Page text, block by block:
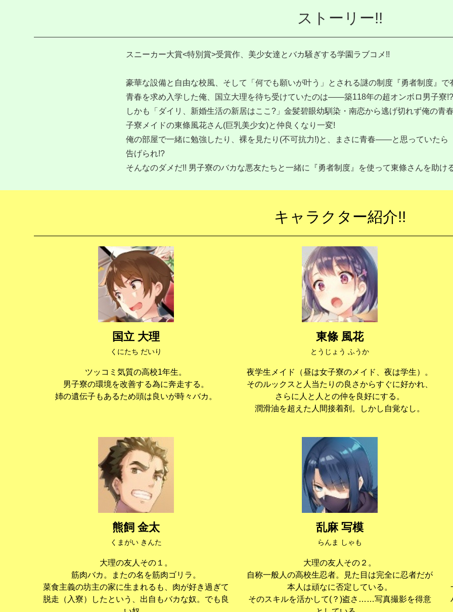
ストーリー!!
スニーカー大賞<特別賞>受賞作、美少女達とバカ騒ぎする学園ラブコメ!!
豪華な設備と自由な校風、そして「何でも願いが叶う」とされる謎の制度『勇者制度』で
青春を求め入学した俺、国立大理を待ち受けていたのは――築118年の超オンボロ男子寮!?
しかも「ダイリ、新婚生活の新居はここ?」金髪碧眼幼馴染・南恋から逃げ切れず俺の
子寮メイドの東條風花さん(巨乳美少女)と仲良くなり一変!
俺の部屋で一緒に勉強したり、裸を見たり(不可抗力!)と、まさに青春――と思っていたら
告げられ!?
そんなのダメだ!! 男子寮のバカな悪友たちと一緒に『勇者制度』を使って東條さんを助け
キャラクター紹介!!
国立 大理
くにたち だいり
ツッコミ気質の高校1年生。
男子寮の環境を改善する為に奔走する。
姉の遺伝子もあるため頭は良いが時々バカ。
東條 風花
とうじょう ふうか
夜学生メイド（昼は女子寮のメイド、夜は学生）。
そのルックスと人当たりの良さからすぐに好かれ、
さらに人と人との仲を良好にする。
潤滑油を超えた人間接着剤。しかし自覚なし。
熊飼 金太
くまがい きんた
大理の友人その１。
筋肉バカ。またの名を筋肉ゴリラ。
菜食主義の坊主の家に生まれるも、肉が好き過ぎて
脱走（入寮）したという、出自もバカな奴。でも良
乱麻 写模
らんま しゃも
大理の友人その２。
自称一般人の高校生忍者。見た目は完全に忍者だが
本人は頑なに否定している。
そのスキルを活かして(？)盗さ……写真撮影を得意